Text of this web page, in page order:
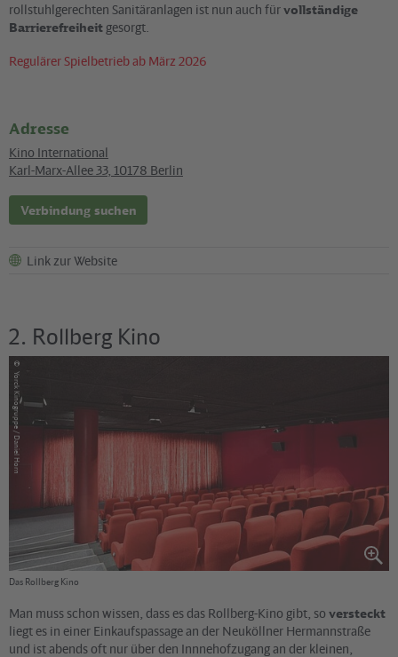
rollstuhlgerechten Sanitäranlagen ist nun auch fürvollständige
Barrierefreiheit gesorgt.
Regulärer Spielbetrieb ab März 2026
Adresse
Kino International
Karl-Marx-Allee 33, 10178 Berlin
Verbindung suchen
Link zur Website
2. Rollberg Kino
©
Yorck Kinogruppe / Daniel Horn
Das Rollberg Kino
Man muss schon wissen, dass es das Rollberg-Kino gibt, so versteckt
liegt es in einer Einkaufspassage an der Neuköllner Hermannstraße
und ist abends oft nur über den Innnehofzugang an der kleinen,